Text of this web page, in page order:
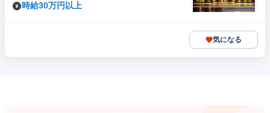
時給30万円以上
気になる